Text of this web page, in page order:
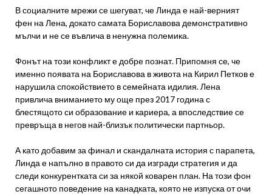
В социалните мрежи се шегуват, че Линда е най-верният
фен на Лена, докато самата Бориславова демонстративно
мълчи и не се въвлича в ненужна полемика.
Фонът на този конфликт е добре познат. Припомня се, че
именно появата на Бориславова в живота на Кирил Петков е
нарушила спокойствието в семейната идилия. Лена
привлича вниманието му още през 2017 година с
блестящото си образование и кариера, а впоследствие се
превръща в негов най-близък политически партньор.
А като добавим за финал и скандалната история с парапета,
Линда е напълно в правото си да изгради стратегия и да
следи конкурентката си за някой коварен план. На този фон
сегашното поведение на канадката, която не изпуска от очи